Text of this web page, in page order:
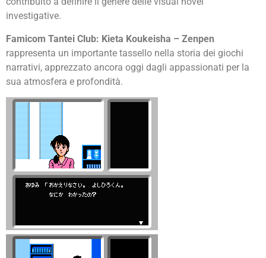
investigative.
Famicom Tantei Club: Kieta Koukeisha – Zenpen
rappresenta un importante tassello nella storia dei giochi
narrativi, apprezzato ancora oggi dagli appassionati per la
sua atmosfera e profondità.